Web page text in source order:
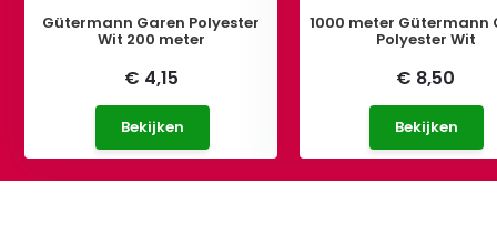
Gütermann Garen Polyester
Wit 200 meter
€ 4,15
Bekijken
1000 meter Gütermann
Polyester Wit
€ 8,50
Bekijken